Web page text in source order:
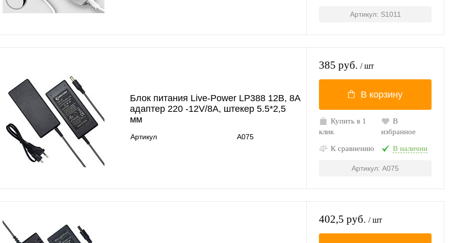
Артикул: S1011
Блок питания Live-Power LP388 12В, 8A
адаптер 220 -12V/8A, штекер 5.5*2,5
мм
Артикул A075
385 руб. / шт
В корзину
Купить в 1
клик
В
избранное
К сравнению В наличии
Артикул: A075
402,5 руб. / шт